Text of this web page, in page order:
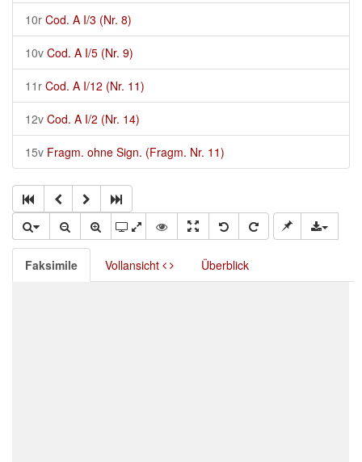
10r Cod. A I/3 (Nr. 8)
10v Cod. A I/5 (Nr. 9)
11r Cod. A I/12 (Nr. 11)
12v Cod. A I/2 (Nr. 14)
15v Fragm. ohne Sign. (Fragm. Nr. 11)
Faksimile Vollansicht Überblick